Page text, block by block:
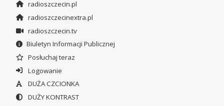
radioszczecin.pl
radioszczecinextra.pl
radioszczecin.tv
Biuletyn Informacji Publicznej
Posłuchaj teraz
Logowanie
DUŻA CZCIONKA
DUŻY KONTRAST